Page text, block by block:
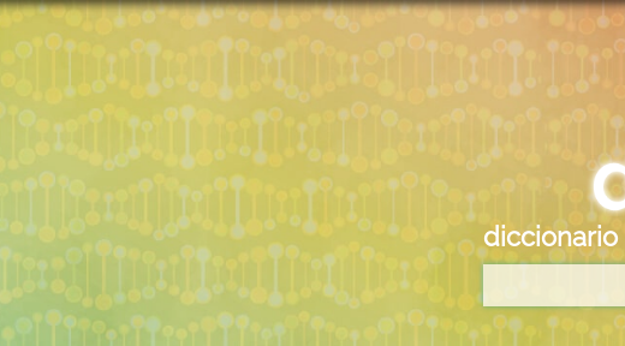
diccionario